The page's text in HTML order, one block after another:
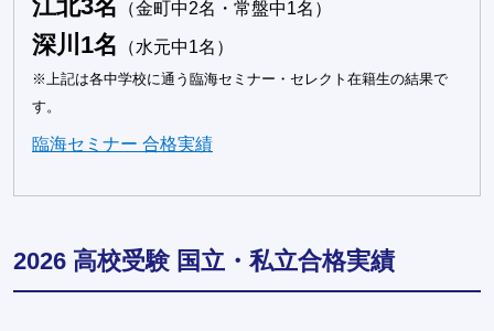
江北3名 （金町中2名・常盤中1名）
深川1名 （水元中1名）
※上記は各中学校に通う臨海セミナー・セレクト在籍生の結果で
す。
臨海セミナー 合格実績
2026 高校受験 国立・私立合格実績